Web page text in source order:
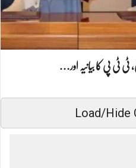
ٹی پی کا بیانیہ اور…
Load/Hide